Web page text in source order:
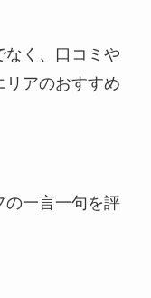
なく、口コミや
リアのおすすめ
の一言一句を評